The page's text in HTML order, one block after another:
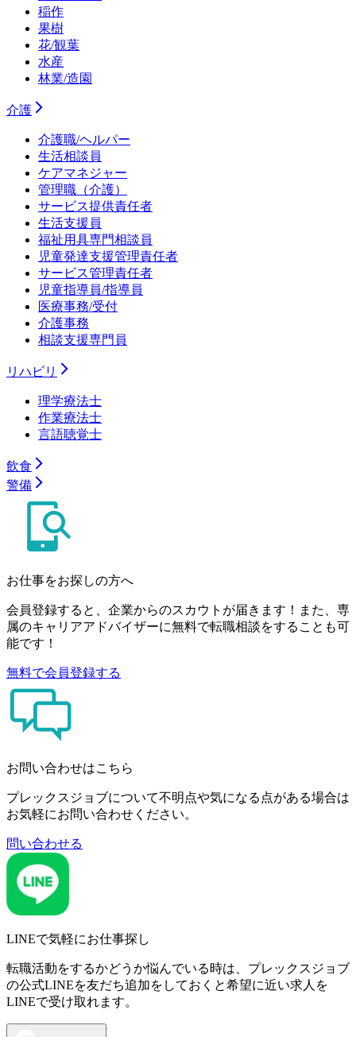
稲作
果樹
花/観葉
水産
林業/造園
介護
介護職/ヘルパー
生活相談員
ケアマネジャー
管理職（介護）
サービス提供責任者
生活支援員
福祉用具専門相談員
児童発達支援管理責任者
サービス管理責任者
児童指導員/指導員
医療事務/受付
介護事務
相談支援専門員
リハビリ
理学療法士
作業療法士
言語聴覚士
飲食
警備
お仕事をお探しの方へ
会員登録すると、企業からのスカウトが届きます！また、専
属のキャリアアドバイザーに無料で転職相談をすることも可
能です！
無料で会員登録する
お問い合わせはこちら
プレックスジョブについて不明点や気になる点がある場合は
お気軽にお問い合わせください。
問い合わせる
LINEで気軽にお仕事探し
転職活動をするかどうか悩んでいる時は、プレックスジョブ
の公式LINEを友だち追加をしておくと希望に近い求人を
LINEで受け取れます。